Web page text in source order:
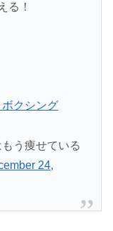
る！
クシング
う痩せている
24,